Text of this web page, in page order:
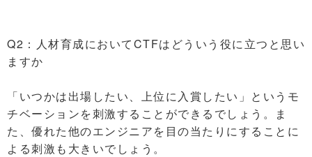
Q2：人材育成においてCTFはどういう役に立つと思い
ますか
「いつかは出場したい、上位に入賞したい」というモ
チベーションを刺激することができるでしょう。ま
た、優れた他のエンジニアを目の当たりにすることに
よる刺激も大きいでしょう。